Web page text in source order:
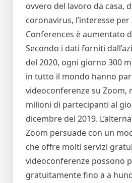
ovvero del lavoro da casa,
coronavirus, l’interesse
Conferences è aumentato
Secondo i dati forniti
del 2020, ogni giorno 300
in tutto il mondo hanno
videoconferenze su Zoom,
milioni di partecipanti al
dicembre del 2019.
Zoom persuade con un
che offre molti servizi
videoconferenze possono
gratuitamente fino a a